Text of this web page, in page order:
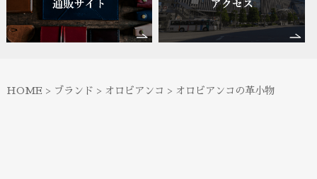
HOME > ブランド > オロビアンコ > オロビアンコの革小物